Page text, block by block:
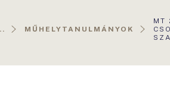
MŰHELYTANULMÁNYOK
MT